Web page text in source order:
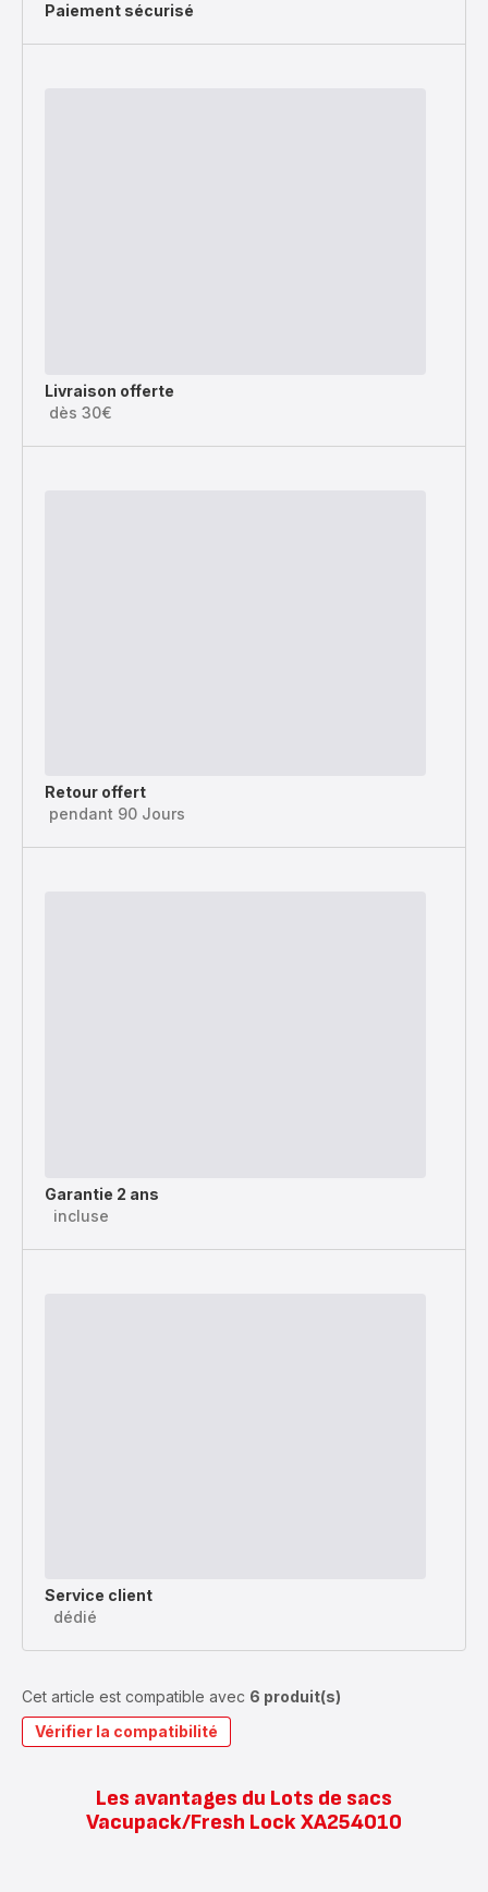
Paiement sécurisé
Livraison offerte
dès 30€
Retour offert
pendant 90 Jours
Garantie 2 ans
incluse
Service client
dédié
Cet article est compatible avec 6 produit(s)
Vérifier la compatibilité
Les avantages du Lots de sacs
Vacupack/Fresh Lock XA254010